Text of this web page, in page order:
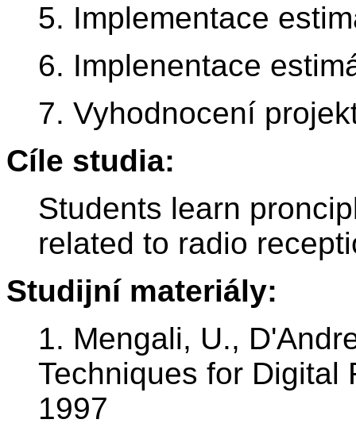
5. Implementace
6. Implenentace
7. Vyhodnocení
Cíle studia:
Students learn
related to radio
Studijní materiály:
1. Mengali, U.,
Techniques for Digital
1997